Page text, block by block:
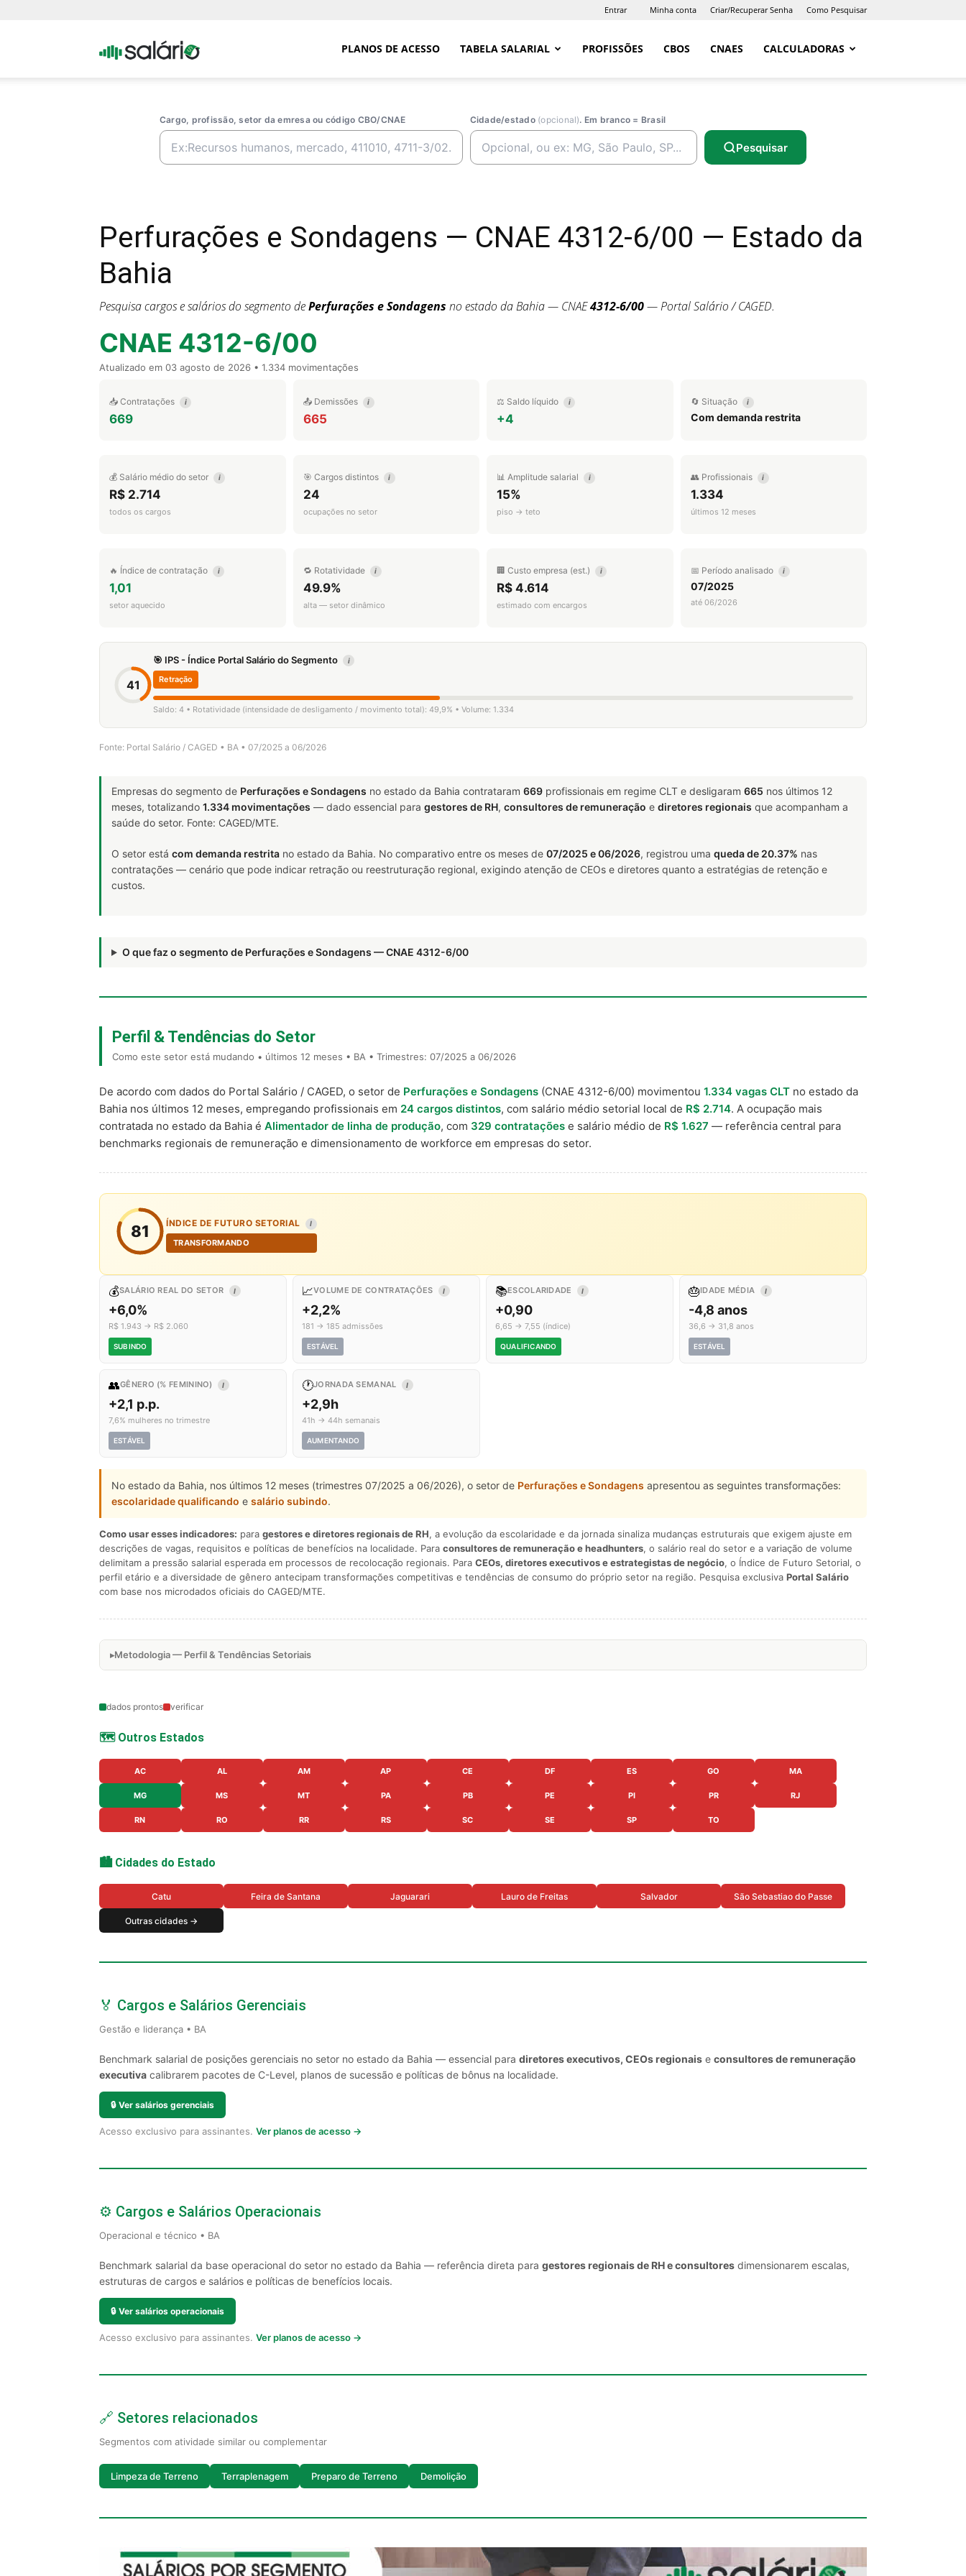
Entrar Minha conta Criar/Recuperar Senha Como Pesquisar
Portal PLANOS DE ACESSO TABELA SALARIAL PROFISSÕES CBOS CNAES CALCULADORAS
Cargo, profissão, setor da emresa ou código CBO/CNAE Cidade/estado (opcional). Em branco = Brasil
Pesquisar
Perfurações e Sondagens — CNAE 4312-6/00 — Estado da
Bahia
Pesquisa cargos e salários do segmento dePerfurações e Sondagens no estado da Bahia — CNAE4312-6/00— Portal Salário / CAGED.
CNAE 4312-6/00
Atualizado em 03 agosto de 2026 • 1.334 movimentações
📥 Contratações i
669
📤 Demissões i
665
⚖️ Saldo líquido i
+4
🔄 Situação i
Com demanda restrita
💰 Salário médio do setor i
R$ 2.714
todos os cargos
🎯 Cargos distintos i
24
ocupações no setor
📊 Amplitude salarial i
15%
piso → teto
👥 Profissionais i
1.334
últimos 12 meses
🔥 Índice de contratação i
1,01
setor aquecido
🔁 Rotatividade i
49.9%
alta — setor dinâmico
🏢 Custo empresa (est.) i
R$ 4.614
estimado com encargos
📅 Período analisado i
07/2025
até 06/2026
41
🎯 IPS - Índice Portal Salário do Segmento i
Retração
Saldo: 4 • Rotatividade (intensidade de desligamento / movimento total): 49,9% • Volume: 1.334
Fonte: Portal Salário / CAGED • BA • 07/2025 a 06/2026
Empresas do segmento de Perfurações e Sondagens no estado da Bahia contrataram 669 profissionais em regime CLT e desligaram 665 nos últimos 12
meses, totalizando 1.334 movimentações — dado essencial para gestores de RH, consultores de remuneração e diretores regionais que acompanham a
saúde do setor. Fonte: CAGED/MTE.
O setor está com demanda restrita no estado da Bahia. No comparativo entre os meses de 07/2025 e 06/2026, registrou uma queda de 20.37% nas
contratações — cenário que pode indicar retração ou reestruturação regional, exigindo atenção de CEOs e diretores quanto a estratégias de retenção e
custos.
O que faz o segmento de Perfurações e Sondagens — CNAE 4312-6/00
Perfil & Tendências do Setor
Como este setor está mudando • últimos 12 meses • BA • Trimestres: 07/2025 a 06/2026
De acordo com dados do Portal Salário / CAGED, o setor de Perfurações e Sondagens (CNAE 4312-6/00) movimentou 1.334 vagas CLT no estado da
Bahia nos últimos 12 meses, empregando profissionais em 24 cargos distintos, com salário médio setorial local de R$ 2.714. A ocupação mais
contratada no estado da Bahia é Alimentador de linha de produção, com 329 contratações e salário médio de R$ 1.627 — referência central para
benchmarks regionais de remuneração e dimensionamento de workforce em empresas do setor.
81 ÍNDICE DE FUTURO SETORIAL I
TRANSFORMANDO
💰SALÁRIO REAL DO SETOR I
+6,0%
R$ 1.943 → R$ 2.060
SUBINDO
📈VOLUME DE CONTRATAÇÕES I
+2,2%
181 → 185 admissões
ESTÁVEL
📚ESCOLARIDADE I
+0,90
6,65 → 7,55 (índice)
QUALIFICANDO
🎂IDADE MÉDIA I
-4,8 anos
36,6 → 31,8 anos
ESTÁVEL
👥GÊNERO (% FEMININO) I
+2,1 p.p.
7,6% mulheres no trimestre
ESTÁVEL
🕐JORNADA SEMANAL I
+2,9h
41h → 44h semanais
AUMENTANDO
No estado da Bahia, nos últimos 12 meses (trimestres 07/2025 a 06/2026), o setor de Perfurações e Sondagens apresentou as seguintes transformações:
escolaridade qualificando e salário subindo.
Como usar esses indicadores: para gestores e diretores regionais de RH, a evolução da escolaridade e da jornada sinaliza mudanças estruturais que exigem ajuste em
descrições de vagas, requisitos e políticas de benefícios na localidade. Para consultores de remuneração e headhunters, o salário real do setor e a variação de volume
delimitam a pressão salarial esperada em processos de recolocação regionais. Para CEOs, diretores executivos e estrategistas de negócio, o Índice de Futuro Setorial, o
perfil etário e a diversidade de gênero antecipam transformações competitivas e tendências de consumo do próprio setor na região. Pesquisa exclusiva Portal Salário
com base nos microdados oficiais do CAGED/MTE.
Metodologia — Perfil & Tendências Setoriais
dados prontos verificar
🗺️ Outros Estados
AC AL AM AP CE DF ES GO MA
MG MS MT PA PB PE PI PR RJ
RN RO RR RS SC SE SP TO
🏙️ Cidades do Estado
Catu Feira de Santana Jaguarari Lauro de Freitas Salvador São Sebastiao do Passe
Outras cidades →
🏅 Cargos e Salários Gerenciais
Gestão e liderança • BA
Benchmark salarial de posições gerenciais no setor no estado da Bahia — essencial para diretores executivos, CEOs regionais e consultores de remuneração
executiva calibrarem pacotes de C-Level, planos de sucessão e políticas de bônus na localidade.
🔒 Ver salários gerenciais
Acesso exclusivo para assinantes. Ver planos de acesso →
⚙️ Cargos e Salários Operacionais
Operacional e técnico • BA
Benchmark salarial da base operacional do setor no estado da Bahia — referência direta para gestores regionais de RH e consultores dimensionarem escalas,
estruturas de cargos e salários e políticas de benefícios locais.
🔒 Ver salários operacionais
Acesso exclusivo para assinantes. Ver planos de acesso →
🔗 Setores relacionados
Segmentos com atividade similar ou complementar
Limpeza de Terreno Terraplenagem Preparo de Terreno Demolição